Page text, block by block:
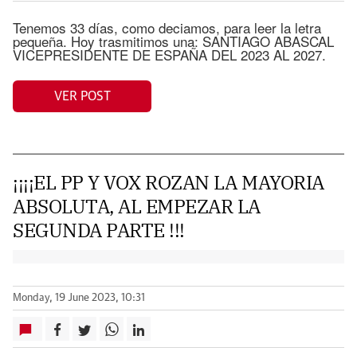
Tenemos 33 días, como deciamos, para leer la letra
pequeña. Hoy trasmitimos una: SANTIAGO ABASCAL
VICEPRESIDENTE DE ESPAÑA DEL 2023 AL 2027.
VER POST
¡¡¡¡EL PP Y VOX ROZAN LA MAYORIA
ABSOLUTA, AL EMPEZAR LA
SEGUNDA PARTE !!!
Monday, 19 June 2023, 10:31